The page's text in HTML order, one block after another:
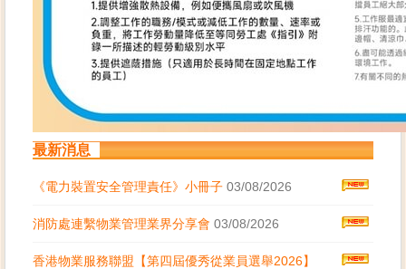
最新消息
《電力裝置安全管理責任》小冊子 03/08/2026
消防處連繫物業管理業界分享會 03/08/2026
香港物業服務聯盟【第四屆優秀從業員選舉2026】